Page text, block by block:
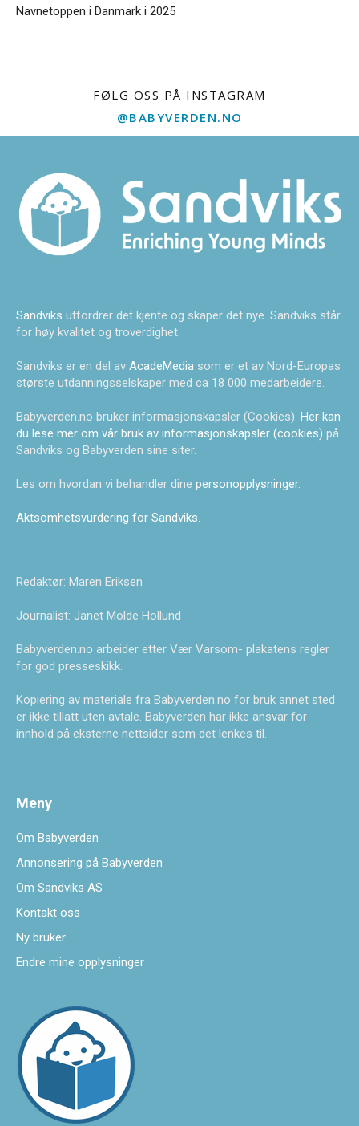
Navnetoppen i Danmark i 2025
FØLG OSS PÅ INSTAGRAM
@BABYVERDEN.NO
Sandviks utfordrer det kjente og skaper det nye. Sandviks står
for høy kvalitet og troverdighet.
Sandviks er en del av AcadeMedia som er et av Nord-Europas
største utdanningsselskaper med ca 18 000 medarbeidere.
Babyverden.no bruker informasjonskapsler (Cookies). Her kan
du lese mer om vår bruk av informasjonskapsler (cookies) på
Sandviks og Babyverden sine siter.
Les om hvordan vi behandler dine personopplysninger.
Aktsomhetsvurdering for Sandviks.
Redaktør: Maren Eriksen
Journalist: Janet Molde Hollund
Babyverden.no arbeider etter Vær Varsom- plakatens regler
for god presseskikk.
Kopiering av materiale fra Babyverden.no for bruk annet sted
er ikke tillatt uten avtale. Babyverden har ikke ansvar for
innhold på eksterne nettsider som det lenkes til.
Meny
Om Babyverden
Annonsering på Babyverden
Om Sandviks AS
Kontakt oss
Ny bruker
Endre mine opplysninger